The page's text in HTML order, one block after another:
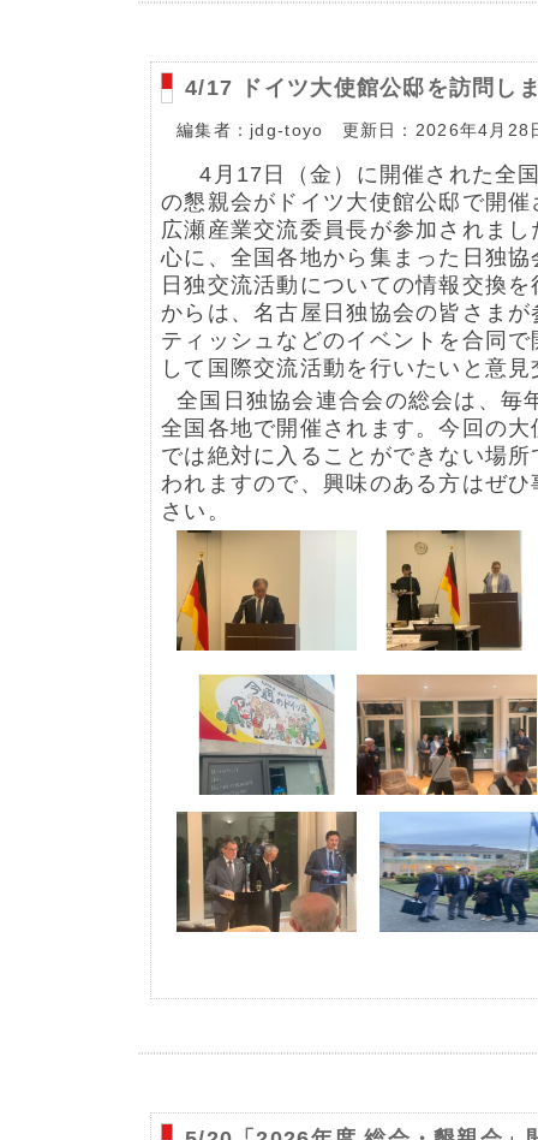
4/17 ドイツ大使館公邸を訪問し
編集者：jdg-toyo 更新日：2026年4月28
4月17日（金）に開催された全
の懇親会がドイツ大使館公邸で開
広瀬産業交流委員長が参加されま
心に、全国各地から集まった日独
日独交流活動についての情報交換
からは、名古屋日独協会の皆さま
ティッシュなどのイベントを合同
して国際交流活動を行いたいと意
全国日独協会連合会の総会は、毎
全国各地で開催されます。今回の
では絶対に入ることができない場
われますので、興味のある方はぜ
さい。